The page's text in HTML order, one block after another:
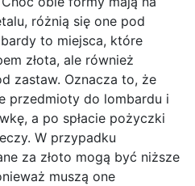
różnią się one pod
to miejsca, które
złota, ale również
zastaw. Oznacza to, że
przedmioty do lombardu i
a po spłacie pożyczki
W przypadku
za złoto mogą być niższe
muszą one